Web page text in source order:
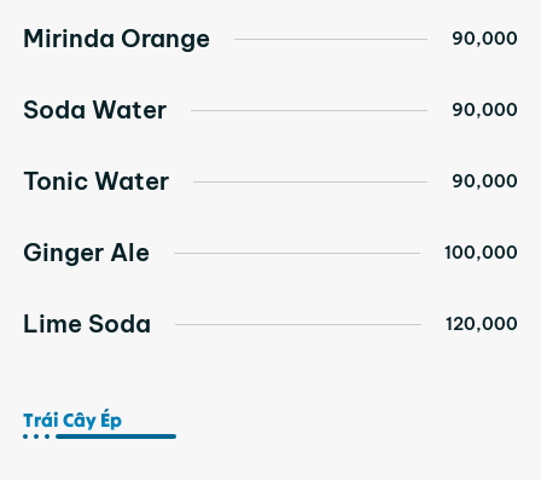
Mirinda Orange 90,000
Soda Water 90,000
Tonic Water 90,000
Ginger Ale 100,000
Lime Soda 120,000
Trái Cây Ép